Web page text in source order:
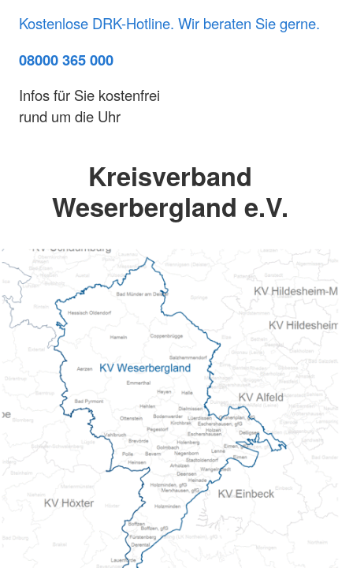
Kostenlose DRK-Hotline. Wir beraten Sie gerne.
08000 365 000
Infos für Sie kostenfrei
rund um die Uhr
Kreisverband
Weserbergland e.V.